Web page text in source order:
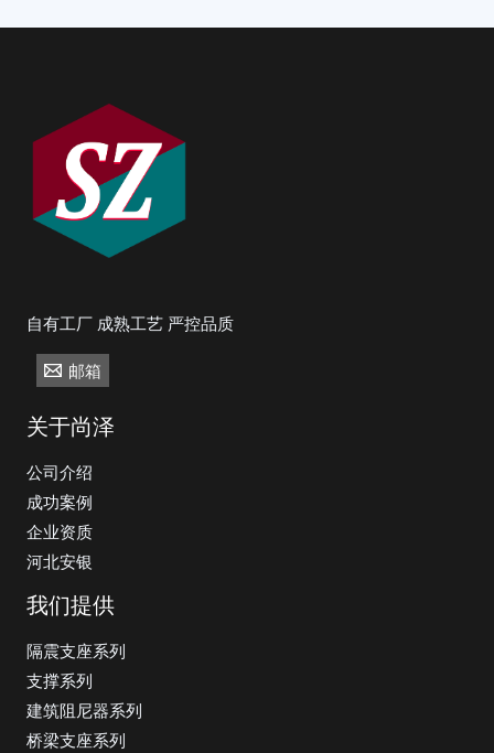
自有工厂 成熟工艺 严控品质
邮箱
关于尚泽
公司介绍
成功案例
企业资质
河北安银
我们提供
隔震支座系列
支撑系列
建筑阻尼器系列
桥梁支座系列